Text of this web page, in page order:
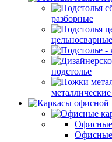
разборные
цельносварные
подстолье